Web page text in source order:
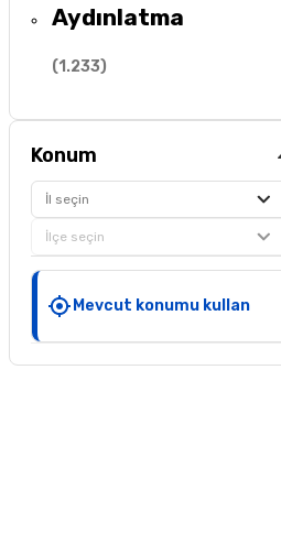
Aydınlatma
(1.233)
Konum
İl seçin
İlçe seçin
Mevcut konumu kullan